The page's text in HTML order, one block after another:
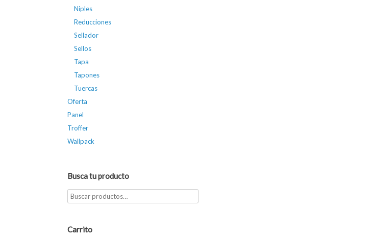
Niples
Reducciones
Sellador
Sellos
Tapa
Tapones
Tuercas
Oferta
Panel
Troffer
Wallpack
Busca tu producto
Carrito